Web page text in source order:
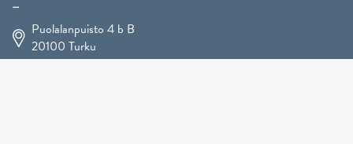
Puolalanpuisto 4 b B
20100 Turku